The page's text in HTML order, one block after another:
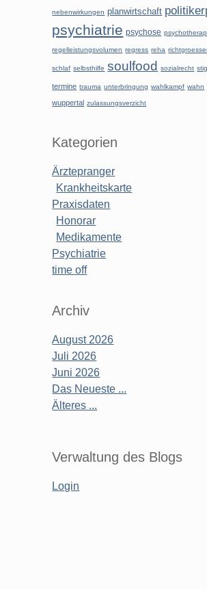
nebenwirkungen planwirtschaft
psychiatrie psychose
regelleistungsvolumen regress reha
schlaf selbsthilfe soulfood sozialrecht
termine trauma unterbringung wahlkampf wahn
wuppertal zulassungsverzicht
Kategorien
Ärztepranger
Krankheitskarte
Praxisdaten
Honorar
Medikamente
Psychiatrie
time off
Archiv
August 2026
Juli 2026
Juni 2026
Das Neueste ...
Älteres ...
Verwaltung des Blogs
Login